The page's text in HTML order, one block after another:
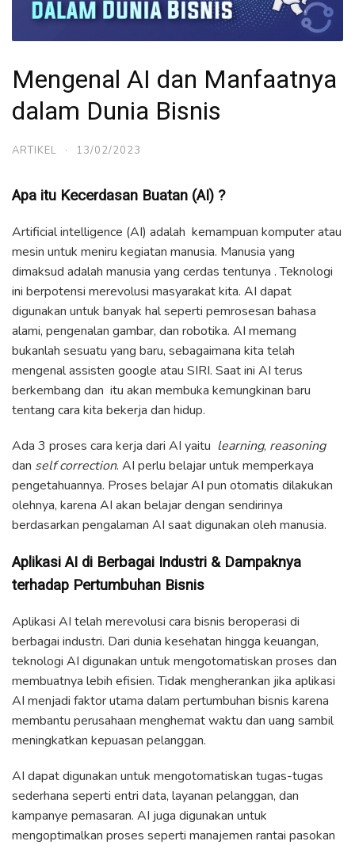
Mengenal AI dan Manfaatnya
dalam Dunia Bisnis
ARTIKEL · 13/02/2023
Apa itu Kecerdasan Buatan (AI) ?
Artificial intelligence (AI) adalah kemampuan komputer atau
mesin untuk meniru kegiatan manusia. Manusia yang
dimaksud adalah manusia yang cerdas tentunya . Teknologi
ini berpotensi merevolusi masyarakat kita. AI dapat
digunakan untuk banyak hal seperti pemrosesan bahasa
alami, pengenalan gambar, dan robotika. AI memang
bukanlah sesuatu yang baru, sebagaimana kita telah
mengenal assisten google atau SIRI. Saat ini AI terus
berkembang dan itu akan membuka kemungkinan baru
tentang cara kita bekerja dan hidup.
Ada 3 proses cara kerja dari AI yaitu learning, reasoning
dan self correction. AI perlu belajar untuk memperkaya
pengetahuannya. Proses belajar AI pun otomatis dilakukan
olehnya, karena AI akan belajar dengan sendirinya
berdasarkan pengalaman AI saat digunakan oleh manusia.
Aplikasi AI di Berbagai Industri & Dampaknya
terhadap Pertumbuhan Bisnis
Aplikasi AI telah merevolusi cara bisnis beroperasi di
berbagai industri. Dari dunia kesehatan hingga keuangan,
teknologi AI digunakan untuk mengotomatiskan proses dan
membuatnya lebih efisien. Tidak mengherankan jika aplikasi
AI menjadi faktor utama dalam pertumbuhan bisnis karena
membantu perusahaan menghemat waktu dan uang sambil
meningkatkan kepuasan pelanggan.
AI dapat digunakan untuk mengotomatiskan tugas-tugas
sederhana seperti entri data, layanan pelanggan, dan
kampanye pemasaran. AI juga digunakan untuk
mengoptimalkan proses seperti manajemen rantai pasokan